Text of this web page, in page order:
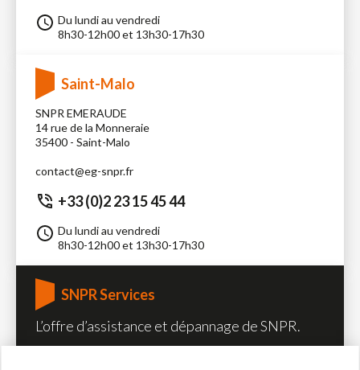
Du lundi au vendredi
8h30-12h00 et 13h30-17h30
Saint-Malo
SNPR EMERAUDE
14 rue de la Monneraie
35400 - Saint-Malo
contact@eg-snpr.fr
+33 (0)2 23 15 45 44
Du lundi au vendredi
8h30-12h00 et 13h30-17h30
SNPR Services
L’offre d’assistance et dépannage de SNPR.